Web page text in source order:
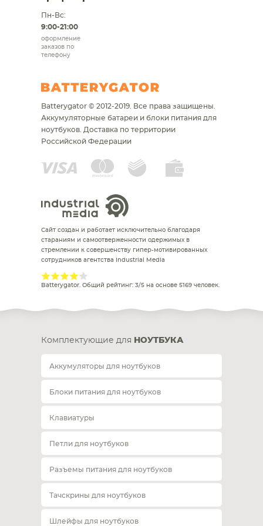
Пн-Вс:
9:00-21:00
оформление
заказов по
телефону
Batterygator © 2012-2019. Все права защищены.
Аккумуляторные батареи и блоки питания для
ноутбуков. Доставка по территории
Российской Федерации
Сайт создан и работает исключительно благодаря
стараниям и самоотверженности одержимых в
стремлении к совершенству гипер-мотивированных
сотрудников агентства Industrial Media
Batterygator. Общий рейтинг: 3/5 на основе 5169 человек.
Комплектующие для НОУТБУКА
Аккумуляторы для ноутбуков
Блоки питания для ноутбуков
Клавиатуры
Петли для ноутбуков
Разъемы питания для ноутбуков
Тачскрины для ноутбуков
Шлейфы для ноутбуков